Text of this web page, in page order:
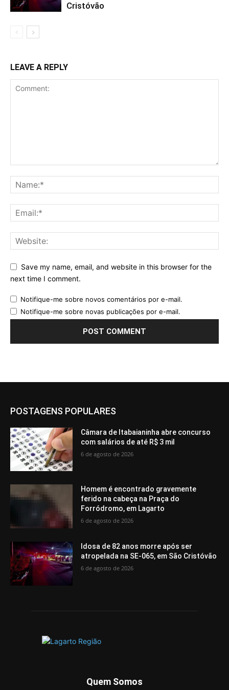
Cristóvão
LEAVE A REPLY
Save my name, email, and website in this browser for the
next time I comment.
Notifique-me sobre novos comentários por e-mail.
Notifique-me sobre novas publicações por e-mail.
POSTAGENS POPULARES
Câmara de Itabaianinha abre concurso
com salários de até R$ 3 mil
6 de agosto de 2026
Homem é encontrado gravemente
ferido na cabeça na Praça do
Forródromo, em Lagarto
6 de agosto de 2026
Idosa de 82 anos morre após ser
atropelada na SE-065, em São Cristóvão
6 de agosto de 2026
Quem Somos